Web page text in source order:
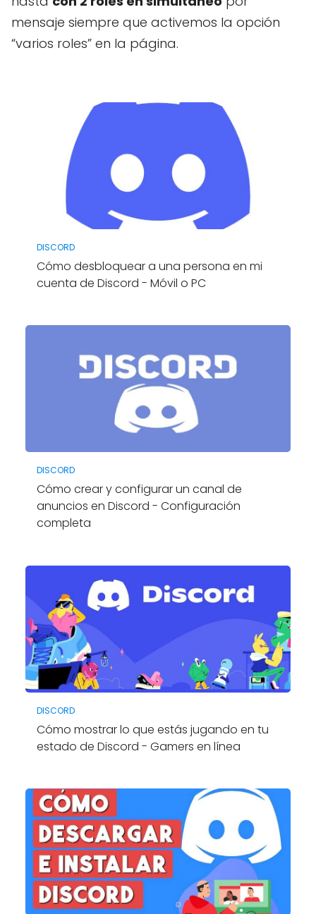
mensaje siempre que activemos la opción
“varios roles” en la página.
DISCORD
Cómo desbloquear a una persona en mi
cuenta de Discord - Móvil o PC
DISCORD
Cómo crear y configurar un canal de
anuncios en Discord - Configuración
completa
DISCORD
Cómo mostrar lo que estás jugando en tu
estado de Discord - Gamers en línea